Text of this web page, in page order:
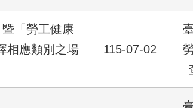
「勞工健康
相應類別之場
115-07-02